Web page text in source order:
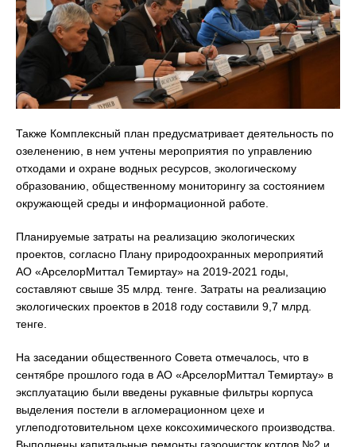
Также Комплексный план предусматривает деятельность по
озеленению, в нем учтены мероприятия по управлению
отходами и охране водных ресурсов, экологическому
образованию, общественному мониторингу за состоянием
окружающей среды и информационной работе.
Планируемые затраты на реализацию экологических
проектов, согласно Плану природоохранных мероприятий
АО «АрселорМиттал Темиртау» на 2019-2021 годы,
составляют свыше 35 млрд. тенге. Затраты на реализацию
экологических проектов в 2018 году составили 9,7 млрд.
тенге.
На заседании общественного Совета отмечалось, что в
сентябре прошлого года в АО «АрселорМиттал Темиртау» в
эксплуатацию были введены рукавные фильтры корпуса
выделения постели в агломерационном цехе и
углеподготовительном цехе коксохимического производства.
Выполнены капитальные ремонты газоочисток котлов №2 и